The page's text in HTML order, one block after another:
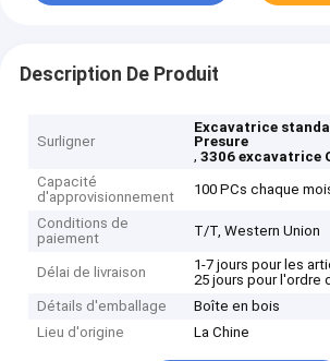
Description De Produit
Surligner
Excavatrice
Presure
,3306 excavatrice
Capacité
d'approvisionnement
100 PCs chaque
Conditions de
paiement
T/T, Western Union
Délai de livraison
1-7 jours pour les
25 jours pour l'ordre
Détails d'emballage
Boîte en bois
Lieu d'origine
La Chine